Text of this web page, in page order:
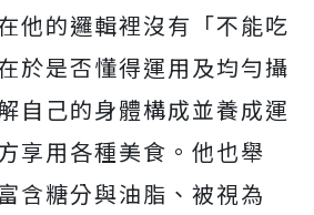
他的邏輯裡沒有「不能吃
於是否懂得運用及均勻攝
自己的身體構成並養成運
享用各種美食。他也舉
含糖分與油脂、 被視為